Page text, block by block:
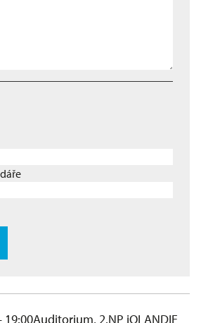
19:00Auditorium, 2.NP iQLANDIE